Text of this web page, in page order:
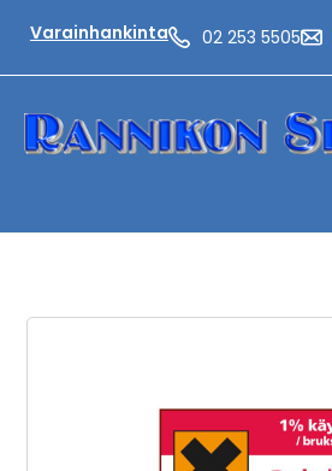
Varainhankinta 02 253 5505